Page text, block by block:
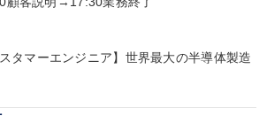
タマーエンジニア】世界最大の半導体製造